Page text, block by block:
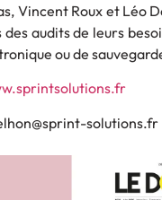
Vincent Roux et Léo
audits de leurs
ou de
solutions.fr